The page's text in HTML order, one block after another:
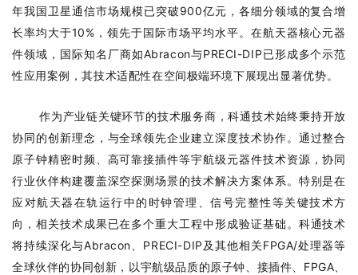
年我国卫星通信市场规模已突破900亿元，各细分领域的复合增
长率均大于10%，领先于国际市场平均水平。在航天器核心元器
件领域，国际知名厂商如Abracon与PRECI-DIP已形成多个示范
性应用案例，其技术适配性在空间极端环境下展现出显著优势。
作为产业链关键环节的技术服务商，科通技术始终秉持开放
协同的创新理念，与全球领先企业建立深度技术协作。通过整合
原子钟精密时频、高可靠接插件等宇航级元器件技术资源，协同
行业伙伴构建覆盖深空探测场景的技术解决方案体系。特别是在
应对航天器在轨运行中的时钟管理、信号完整性等关键技术方
向，相关技术成果已在多个重大工程中形成验证基础。科通技术
将持续深化与Abracon、PRECI-DIP及其他相关FPGA/处理器等
全球伙伴的协同创新，以宇航级品质的原子钟、接插件、FPGA、